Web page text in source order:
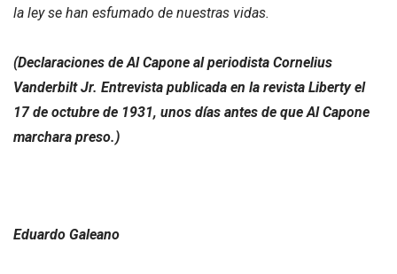
la ley se han esfumado de nuestras vidas.
(Declaraciones de Al Capone al periodista Cornelius
Vanderbilt Jr. Entrevista publicada en la revista Liberty el
17 de octubre de 1931, unos días antes de que Al Capone
marchara preso.)
Eduardo Galeano